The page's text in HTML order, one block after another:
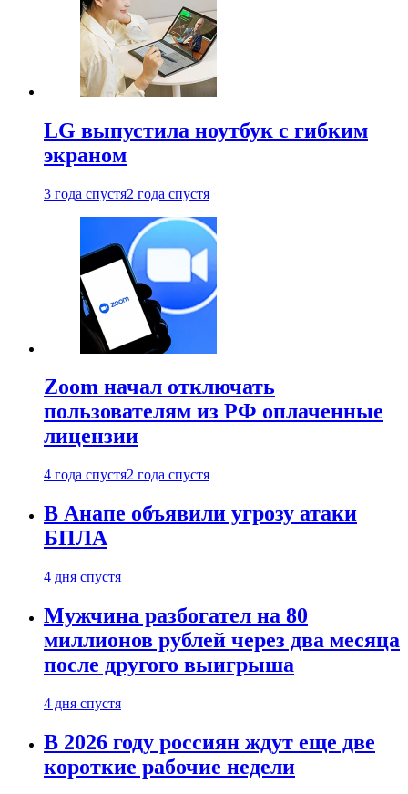
LG выпустила ноутбук с гибким
экраном
3 года спустя2 года спустя
Zoom начал отключать
пользователям из РФ оплаченные
лицензии
4 года спустя2 года спустя
В Анапе объявили угрозу атаки
БПЛА
4 дня спустя
Мужчина разбогател на 80
миллионов рублей через два месяца
после другого выигрыша
4 дня спустя
В 2026 году россиян ждут еще две
короткие рабочие недели